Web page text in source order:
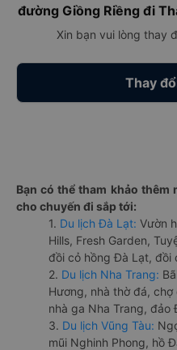
đường Giồng Riềng đi
Xin bạn vui lòng thay
Thay
Bạn có thể tham khảo thêm
cho chuyến đi sắp tới:
1. Du lịch Đà Lạt: Vườn
Hills, Fresh Garden,
đồi cỏ hồng Đà Lạt, đồi
2. Du lịch Nha Trang:
Hương, nhà thờ đá, chợ
nhà ga Nha Trang, đảo
3. Du lịch Vũng Tàu:
mũi Nghinh Phong, hồ